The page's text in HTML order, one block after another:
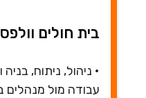
בית חולים
• ניהול, ניתוח,
עבודה מול מנהלים